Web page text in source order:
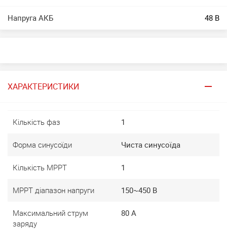
Напруга АКБ 48 В
ХАРАКТЕРИСТИКИ
Кількість фаз 1
Форма синусоїди Чиста синусоїда
Кількість MPPT 1
MPPT діапазон напруги 150~450 В
Максимальний струм
заряду
80 A